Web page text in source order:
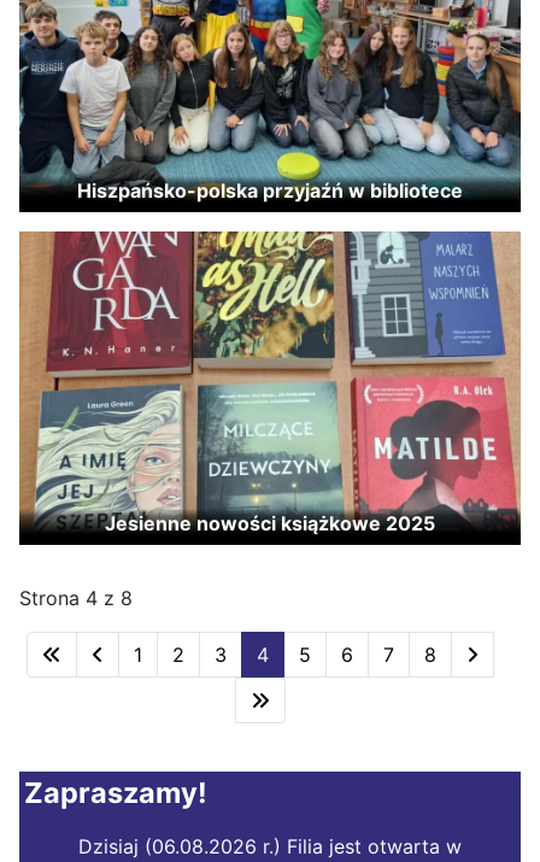
Hiszpańsko-polska przyjaźń w bibliotece
Jesienne nowości książkowe 2025
Strona 4 z 8
1 2 3 4 5 6 7 8
Zapraszamy!
Dzisiaj (06.08.2026 r.) Filia jest otwarta w